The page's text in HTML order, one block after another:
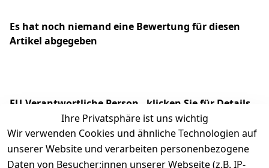
Es hat noch niemand eine Bewertung für diesen
Artikel abgegeben
EU-Verantwortliche Person - klicken Sie für Details
Ihre Privatsphäre ist uns wichtig
Wir verwenden Cookies und ähnliche Technologien auf
unserer Website und verarbeiten personenbezogene
Daten von Besucher:innen unserer Webseite (z.B. IP-